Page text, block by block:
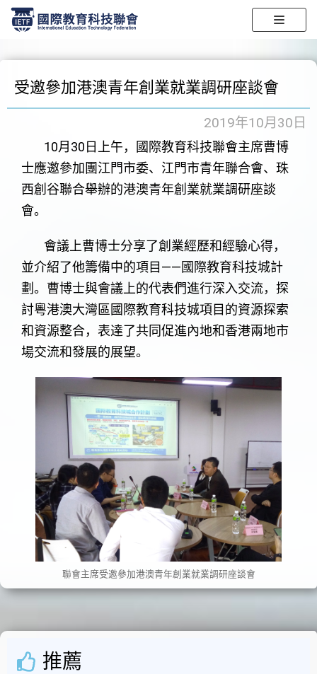
至
正
文
受邀參加港澳青年創業就業調研座談會
2019年10月30日
10月30日上午，國際教育科技聯會主席曹博
士應邀參加團江門市委、江門市青年聯合會、珠
西創谷聯合舉辦的港澳青年創業就業調研座談
會。
會議上曹博士分享了創業經歷和經驗心得，
並介紹了他籌備中的項目——國際教育科技城計
劃。曹博士與會議上的代表們進行深入交流，探
討粵港澳大灣區國際教育科技城項目的資源探索
和資源整合，表達了共同促進內地和香港兩地市
場交流和發展的展望。
聯會主席受邀參加港澳青年創業就業調研座談會
推薦